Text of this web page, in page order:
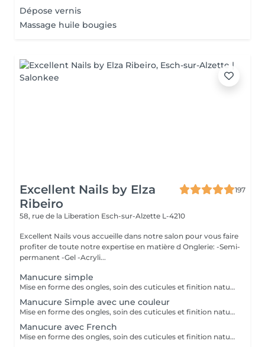
Dépose vernis
Massage huile bougies
Excellent Nails by Elza
Ribeiro
197
58, rue de la Liberation Esch-sur-Alzette L-4210
Excellent Nails vous accueille dans notre salon pour vous faire
profiter de toute notre expertise en matière d Onglerie: -Semi-
permanent -Gel -Acryli...
Manucure simple
Mise en forme des ongles, soin des cuticules et finition naturelle pour des mains propres et soignée.
Manucure Simple avec une couleur
Mise en forme des ongles, soin des cuticules et finition naturelle (manicure simples) pour des mains propres et soignée avec une couleur.
Manucure avec French
Mise en forme des ongles, soin des cuticules et finition naturelle (manicure simples) pour des mains propres et soignée avec French.